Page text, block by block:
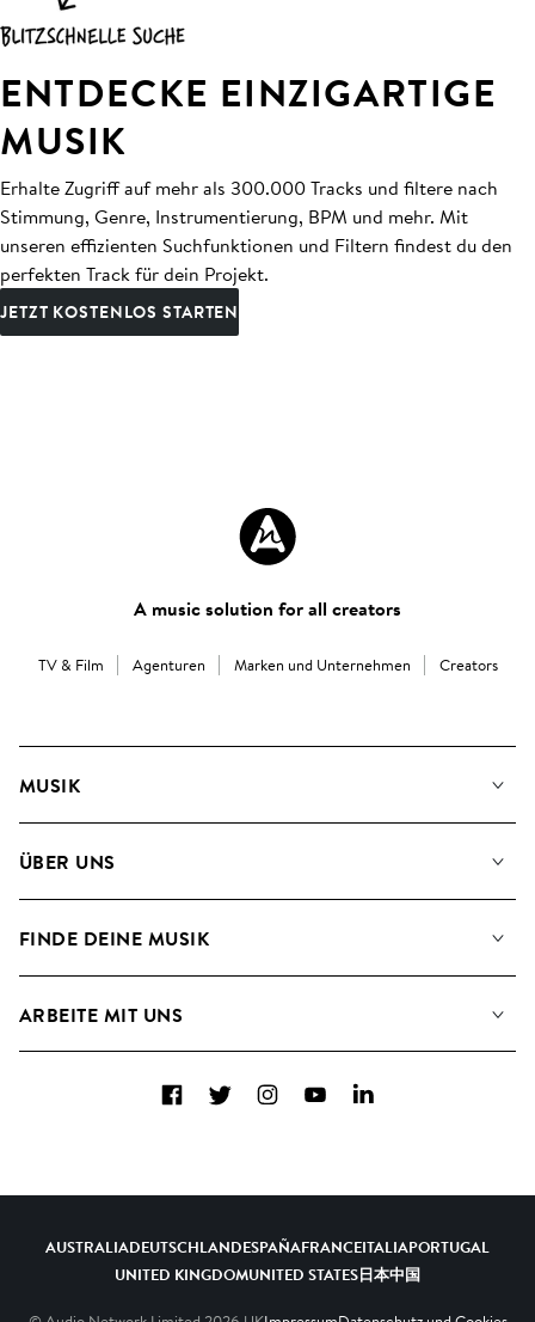
ENTDECKE EINZIGARTIGE
MUSIK
Erhalte Zugriff auf mehr als 300.000 Tracks und filtere nach
Stimmung, Genre, Instrumentierung, BPM und mehr. Mit
unseren effizienten Suchfunktionen und Filtern findest du den
perfekten Track für dein Projekt.
JETZT KOSTENLOS STARTEN
A music solution for all creators
TV & Film Agenturen Marken und Unternehmen Creators
MUSIK
Suche
ÜBER UNS
Blog
FINDE DEINE MUSIK
Kontakt
ARBEITE MIT UNS
A&R - Demo-Einsendungen
FacebookTwitterInstagramYouTubeLinkedIn
AUSTRALIADEUTSCHLANDESPAÑAFRANCEITALIAPORTUGAL
UNITED KINGDOMUNITED STATES日本中国